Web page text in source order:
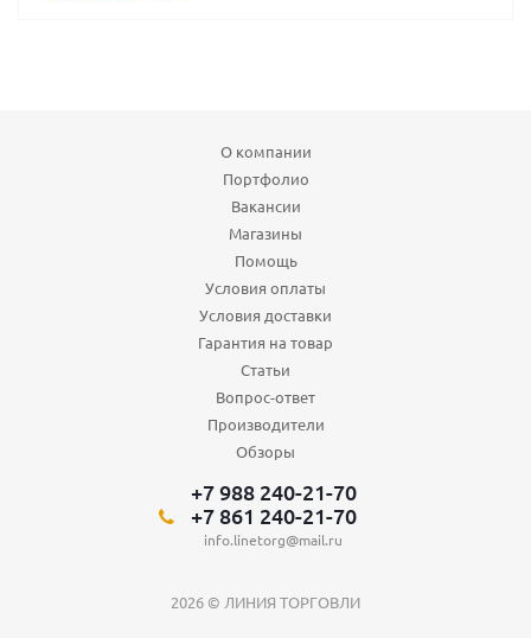
О компании
Портфолио
Вакансии
Магазины
Помощь
Условия оплаты
Условия доставки
Гарантия на товар
Статьи
Вопрос-ответ
Производители
Обзоры
+7 988 240-21-70
+7 861 240-21-70
info.linetorg@mail.ru
2026 © ЛИНИЯ ТОРГОВЛИ